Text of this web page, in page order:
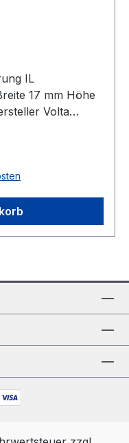
IL
17 mm Höhe
Volta
Shorehärte